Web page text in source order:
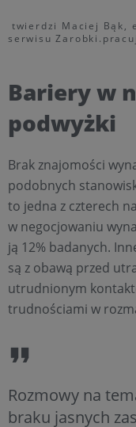
twierdzi Maciej Bąk,
serwisu
Bariery w
podwyżki
Brak znajomości
podobnych
to jedna z czterech
w negocjowaniu
ją 12% badanych.
są z obawą przed
utrudnionym
trudnościami w
Rozmowy na
braku jasnych